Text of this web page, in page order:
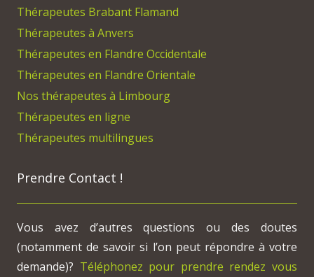
Thérapeutes Brabant Flamand
Thérapeutes à Anvers
Thérapeutes en Flandre Occidentale
Thérapeutes en Flandre Orientale
Nos thérapeutes à Limbourg
Thérapeutes en ligne
Thérapeutes multilingues
Prendre Contact !
Vous avez d’autres questions ou des doutes
(notamment de savoir si l’on peut répondre à votre
demande)? Téléphonez pour prendre rendez vous